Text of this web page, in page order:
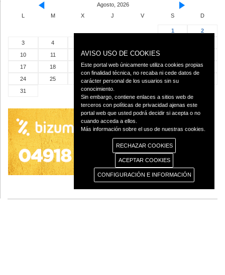
Agosto, 2026
L
M X J V S D
1
2
3
4
10
11 12 13 14
17
18 19 20 21 22
23
24
25 26 27 28 29
31
AVISO USO DE COOKIES
Este portal web únicamente utiliza cookies propias
con finalidad técnica, no recaba ni cede datos de
carácter personal de los usuarios sin su
conocimiento.
Sin embargo, contiene enlaces a sitios web de
terceros con políticas de privacidad ajenas este
portal web que usted podrá decidir si acepta o no
cuando acceda a ellos.
Más información sobre el uso de nuestras cookies.
RECHAZAR COOKIES
ACEPTAR COOKIES
CONFIGURACIÓN E INFORMACIÓN